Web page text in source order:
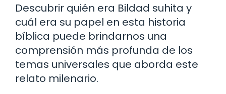
Descubrir quién era Bildad suhita y
cuál era su papel en esta historia
bíblica puede brindarnos una
comprensión más profunda de los
temas universales que aborda este
relato milenario.